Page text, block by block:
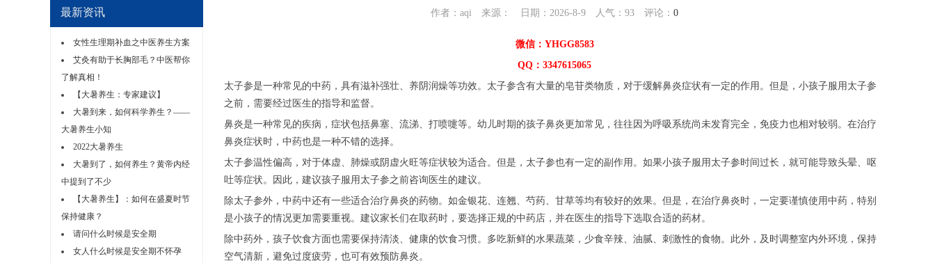
最新资讯
女性生理期补血之中医养生方案
艾灸有助于长胸部毛？中医帮你
了解真相！
【大暑养生：专家建议】
大暑到来，如何科学养生？——
大暑养生小知
2022大暑养生
大暑到了，如何养生？黄帝内经
中提到了不少
【大暑养生】：如何在盛夏时节
保持健康？
请问什么时候是安全期
女人什么时候是安全期不怀孕
作者：aqi 来源： 日期：2026-8-9 人气： 93 评论： 0
微信：YHGG8583
QQ：3347615065
太子参是一种常见的中药，具有滋补强壮、养阴润燥等功效。太子参含有大量的皂苷类物质，对于缓解鼻炎症状有一定的作用。但是，小孩子服用太子参
之前，需要经过医生的指导和监督。
鼻炎是一种常见的疾病，症状包括鼻塞、流涕、打喷嚏等。幼儿时期的孩子鼻炎更加常见，往往因为呼吸系统尚未发育完全，免疫力也相对较弱。在治疗
鼻炎症状时，中药也是一种不错的选择。
太子参温性偏高，对于体虚、肺燥或阴虚火旺等症状较为适合。但是，太子参也有一定的副作用。如果小孩子服用太子参时间过长，就可能导致头晕、呕
吐等症状。因此，建议孩子服用太子参之前咨询医生的建议。
除太子参外，中药中还有一些适合治疗鼻炎的药物。如金银花、连翘、芍药、甘草等均有较好的效果。但是，在治疗鼻炎时，一定要谨慎使用中药，特别
是小孩子的情况更加需要重视。建议家长们在取药时，要选择正规的中药店，并在医生的指导下选取合适的药材。
除中药外，孩子饮食方面也需要保持清淡、健康的饮食习惯。多吃新鲜的水果蔬菜，少食辛辣、油腻、刺激性的食物。此外，及时调整室内外环境，保持
空气清新，避免过度疲劳，也可有效预防鼻炎。